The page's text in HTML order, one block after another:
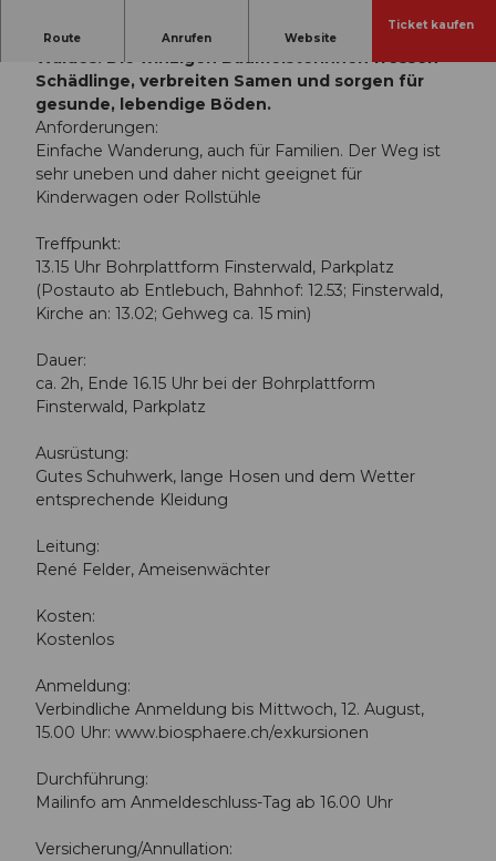
Route Anrufen Website
Ticket kaufen
Entdecken Sie die unermüdlichen Heldinnen des
Waldes! Die winzigen Baumeisterinnen fressen
Schädlinge, verbreiten Samen und sorgen für
gesunde, lebendige Böden.
Anforderungen:
Einfache Wanderung, auch für Familien. Der Weg ist
sehr uneben und daher nicht geeignet für
Kinderwagen oder Rollstühle
Treffpunkt:
13.15 Uhr Bohrplattform Finsterwald, Parkplatz
(Postauto ab Entlebuch, Bahnhof: 12.53; Finsterwald,
Kirche an: 13.02; Gehweg ca. 15 min)
Dauer:
ca. 2h, Ende 16.15 Uhr bei der Bohrplattform
Finsterwald, Parkplatz
Ausrüstung:
Gutes Schuhwerk, lange Hosen und dem Wetter
entsprechende Kleidung
Leitung:
René Felder, Ameisenwächter
Kosten:
Kostenlos
Anmeldung:
Verbindliche Anmeldung bis Mittwoch, 12. August,
15.00 Uhr: www.biosphaere.ch/exkursionen
Durchführung:
Mailinfo am Anmeldeschluss-Tag ab 16.00 Uhr
Versicherung/Annullation: